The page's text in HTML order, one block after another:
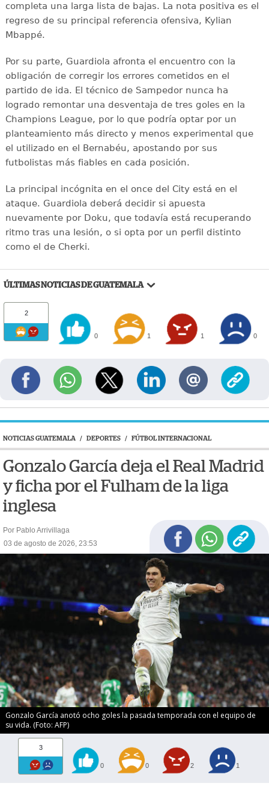
completa una larga lista de bajas. La nota positiva es el
regreso de su principal referencia ofensiva, Kylian
Mbappé.
Por su parte, Guardiola afronta el encuentro con la
obligación de corregir los errores cometidos en el
partido de ida. El técnico de Sampedor nunca ha
logrado remontar una desventaja de tres goles en la
Champions League, por lo que podría optar por un
planteamiento más directo y menos experimental que
el utilizado en el Bernabéu, apostando por sus
futbolistas más fiables en cada posición.
La principal incógnita en el once del City está en el
ataque. Guardiola deberá decidir si apuesta
nuevamente por Doku, que todavía está recuperando
ritmo tras una lesión, o si opta por un perfil distinto
como el de Cherki.
ÚLTIMAS NOTICIAS DE GUATEMALA
2
0 1 1 0
NOTICIAS GUATEMALA / DEPORTES / FÚTBOL INTERNACIONAL
Gonzalo García deja el Real Madrid
y ficha por el Fulham de la liga
inglesa
Por Pablo Arrivillaga
03 de agosto de 2026, 23:53
Gonzalo García anotó ocho goles la pasada temporada con el equipo de
su vida. (Foto: AFP)
3
0 0 2 1